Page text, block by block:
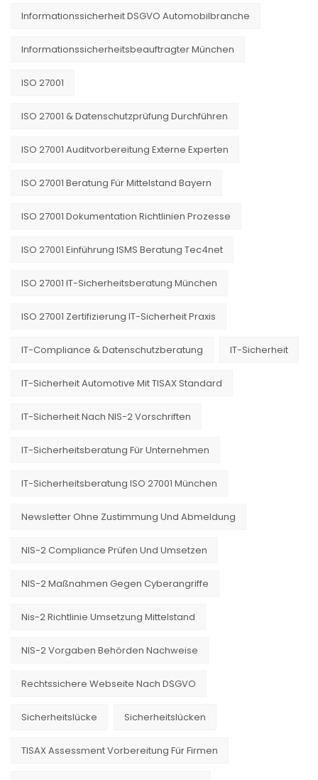
Informationssicherheit DSGVO Automobilbranche
Informationssicherheitsbeauftragter München
ISO 27001
ISO 27001 & Datenschutzprüfung Durchführen
ISO 27001 Auditvorbereitung Externe Experten
ISO 27001 Beratung Für Mittelstand Bayern
ISO 27001 Dokumentation Richtlinien Prozesse
ISO 27001 Einführung ISMS Beratung Tec4net
ISO 27001 IT-Sicherheitsberatung München
ISO 27001 Zertifizierung IT-Sicherheit Praxis
IT-Compliance & Datenschutzberatung IT-Sicherheit
IT-Sicherheit Automotive Mit TISAX Standard
IT-Sicherheit Nach NIS-2 Vorschriften
IT-Sicherheitsberatung Für Unternehmen
IT-Sicherheitsberatung ISO 27001 München
Newsletter Ohne Zustimmung Und Abmeldung
NIS-2 Compliance Prüfen Und Umsetzen
NIS-2 Maßnahmen Gegen Cyberangriffe
Nis-2 Richtlinie Umsetzung Mittelstand
NIS-2 Vorgaben Behörden Nachweise
Rechtssichere Webseite Nach DSGVO
Sicherheitslücke Sicherheitslücken
TISAX Assessment Vorbereitung Für Firmen